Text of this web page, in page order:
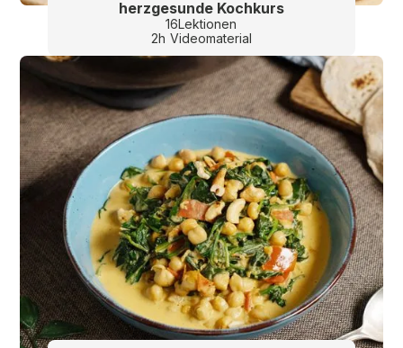
herzgesunde Kochkurs
16Lektionen
2h Videomaterial